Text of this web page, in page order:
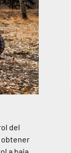
del
obtener